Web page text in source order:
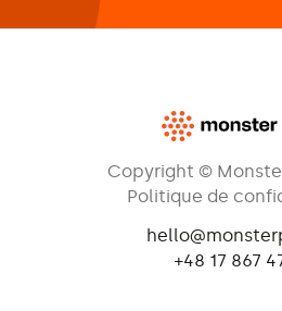
Copyright ©
Politique de
+48 17 867